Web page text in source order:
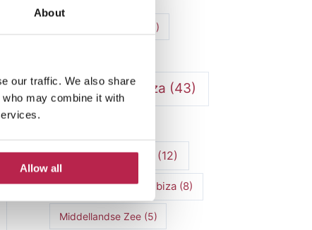
About
our traffic. We also share
may combine it with
Allow all
(6)
Luxe villa's Ibiza (43)
Luxe Villa Verhuur (12)
Luxe Villa Verhuur Ibiza (8)
Middellandse Zee(5)